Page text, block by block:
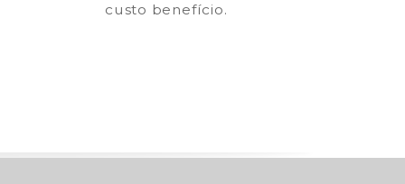
custo benefício.